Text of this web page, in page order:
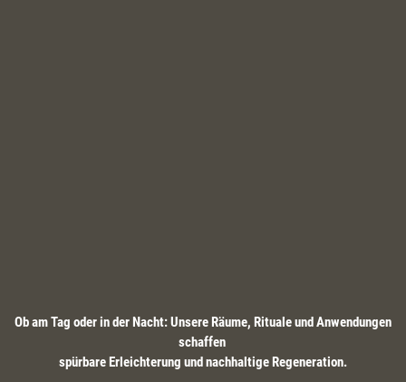
Ob am Tag oder in der Nacht: Unsere Räume, Rituale und Anwendungen
schaffen
spürbare Erleichterung und nachhaltige Regeneration.